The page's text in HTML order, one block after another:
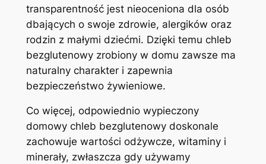
transparentność jest nieoceniona dla osób
dbających o swoje zdrowie, alergików oraz
rodzin z małymi dziećmi. Dzięki temu chleb
bezglutenowy zrobiony w domu zawsze ma
naturalny charakter i zapewnia
bezpieczeństwo żywieniowe.
Co więcej, odpowiednio wypieczony
domowy chleb bezglutenowy doskonale
zachowuje wartości odżywcze, witaminy i
minerały, zwłaszcza gdy używamy